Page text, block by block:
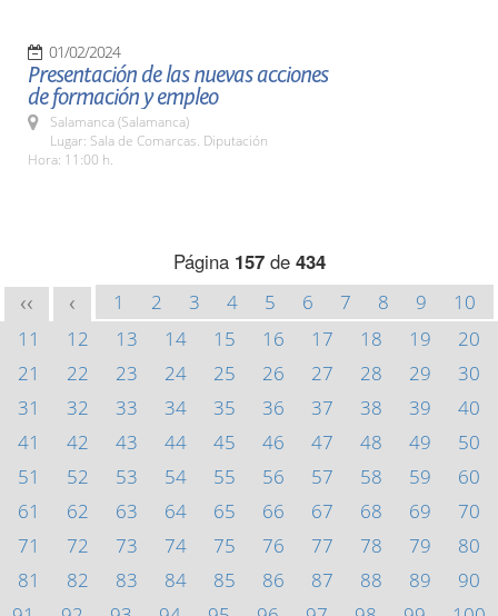
01/02/2024
Presentación de las nuevas acciones
de formación y empleo
Salamanca (Salamanca)
Lugar: Sala de Comarcas. Diputación
Hora: 11:00 h.
Página 157de 434
<< < 1 2 3 4 5 6 7 8 9
10
11
12 13 14 15 16 17 18 19
20
21
22 23 24 25 26 27 28 29
30
31
32 33 34 35 36 37 38 39
40
41
42 43 44 45 46 47 48 49
50
51
52 53 54 55 56 57 58 59
60
61
62 63 64 65 66 67 68 69
70
71
72 73 74 75 76 77 78 79
80
81
82 83 84 85 86 87 88 89
90